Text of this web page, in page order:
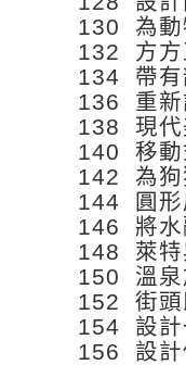
130 為動
132 方方
134 帶有
136 重新
138 現代
140 移動
142 為狗
144 圓形
146 將水
148 萊特
150 溫泉
152 街頭
154 設計
156 設計